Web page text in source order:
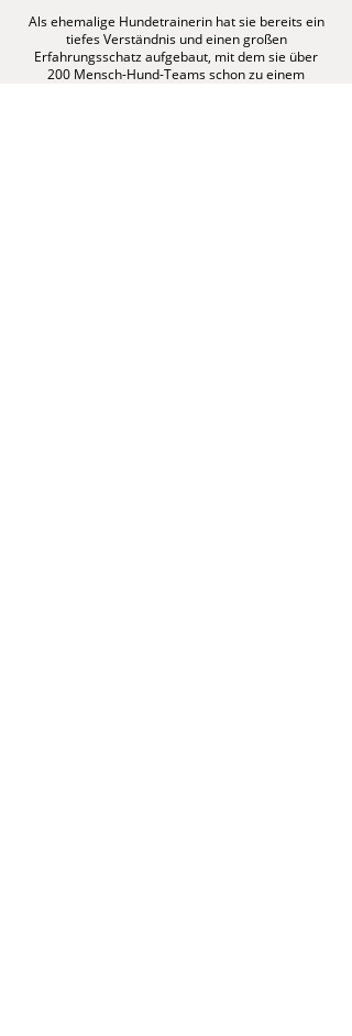
Als ehemalige Hundetrainerin hat sie bereits ein
tiefes Verständnis und einen großen
Erfahrungsschatz aufgebaut, mit dem sie über
200 Mensch-Hund-Teams schon zu einem